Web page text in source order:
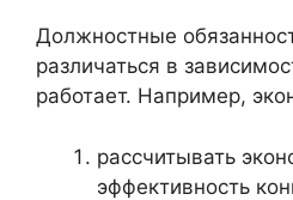
Должностные
различаться в
работает. Например,
рассчитывать
эффективность